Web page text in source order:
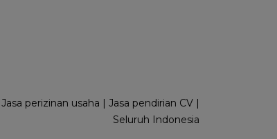
perizinan usaha | Jasa pendirian CV |
Seluruh Indonesia